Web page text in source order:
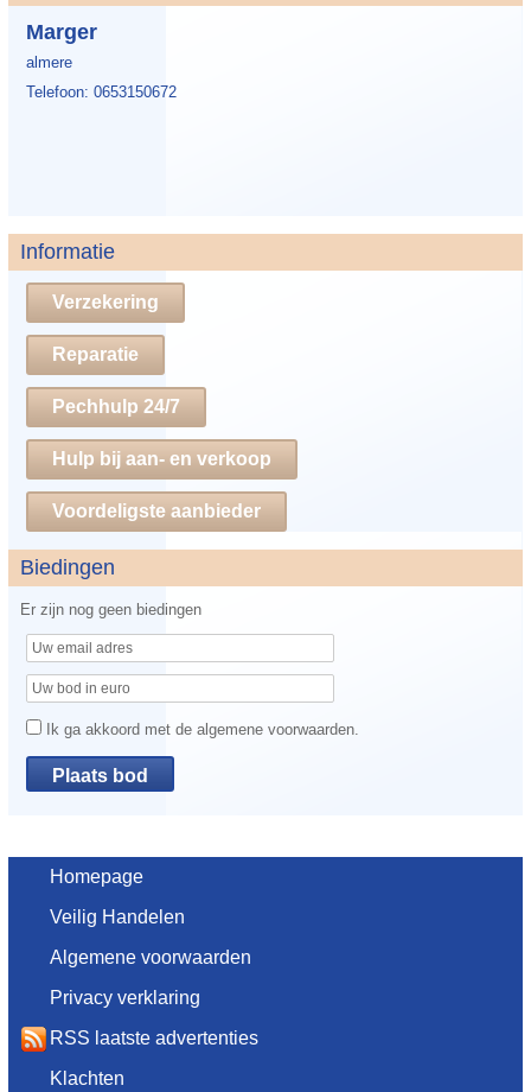
Marger
almere
Telefoon: 0653150672
Informatie
Verzekering
Reparatie
Pechhulp 24/7
Hulp bij aan- en verkoop
Voordeligste aanbieder
Biedingen
Er zijn nog geen biedingen
Ik ga akkoord met de algemene voorwaarden.
Homepage
Veilig Handelen
Algemene voorwaarden
Privacy verklaring
RSS laatste advertenties
Klachten